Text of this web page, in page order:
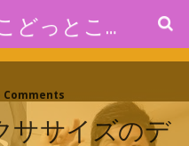
buuco.com（ぶーこどっとこむ）
Comments
ササイズのデ